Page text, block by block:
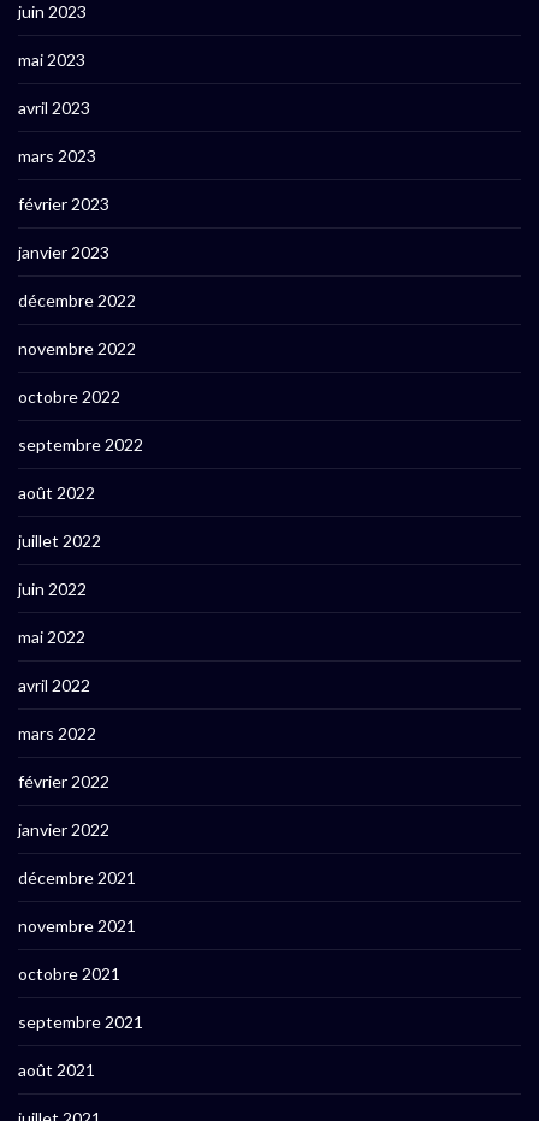
juin 2023
mai 2023
avril 2023
mars 2023
février 2023
janvier 2023
décembre 2022
novembre 2022
octobre 2022
septembre 2022
août 2022
juillet 2022
juin 2022
mai 2022
avril 2022
mars 2022
février 2022
janvier 2022
décembre 2021
novembre 2021
octobre 2021
septembre 2021
août 2021